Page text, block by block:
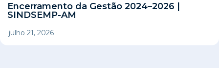
Encerramento da Gestão 2024–2026 |
SINDSEMP-AM
julho 21, 2026